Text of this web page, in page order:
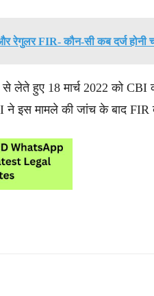
रेगुलर FIR- कौन-सी कब दर्ज होनी
से लेते हुए 18 मार्च 2022 को CBI
ने इस मामले की जांच के बाद FIR